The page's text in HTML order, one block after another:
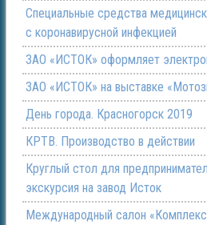
Специальные средства
с коронавирусной инфекцией
ЗАО «ИСТОК» оформляет
ЗАО «ИСТОК» на выставке
День города. Красногорск 2019
КРТВ. Производство в действии
Круглый стол для
экскурсия на завод Исток
Международный салон